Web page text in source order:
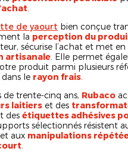
de yaourt bien conçue
la perception du
sécurise l’achat et met en
artisanale . Elle permet
produit parmi plusieurs
le rayon frais
de trente-cinq ans, Rubaco
laitiers et des
des étiquettes adhésives
sélectionnés résistent
et aux manipulations